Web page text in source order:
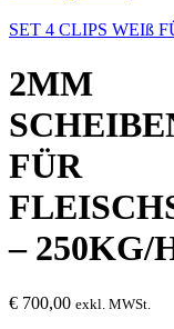
SET 4 CLIPS WEIß
2MM
FÜR
– 250KG/
€ 700,00 exkl. MWSt.